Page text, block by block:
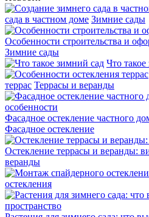
сада в частном доме Зимние сады
Особенности строительства и
Зимние сады
Что
террас Террасы и веранды
Фасадное остекление частного
Фасадное остекление
Остекление террасы и веранды:
веранды
остекления